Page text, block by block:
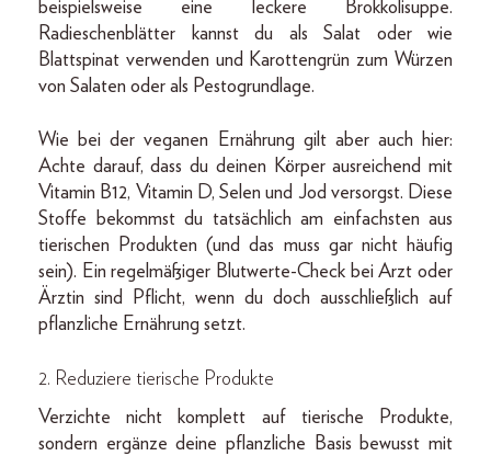
beispielsweise eine leckere Brokkolisuppe.
Radieschenblätter kannst du als Salat oder wie
Blattspinat verwenden und Karottengrün zum Würzen
von Salaten oder als Pestogrundlage.
Wie bei der veganen Ernährung gilt aber auch hier:
Achte darauf, dass du deinen Körper ausreichend mit
Vitamin B12, Vitamin D, Selen und Jod versorgst. Diese
Stoffe bekommst du tatsächlich am einfachsten aus
tierischen Produkten (und das muss gar nicht häufig
sein). Ein regelmäßiger Blutwerte-Check bei Arzt oder
Ärztin sind Pflicht, wenn du doch ausschließlich auf
pflanzliche Ernährung setzt.
2. Reduziere tierische Produkte
Verzichte nicht komplett auf tierische Produkte,
sondern ergänze deine pflanzliche Basis bewusst mit